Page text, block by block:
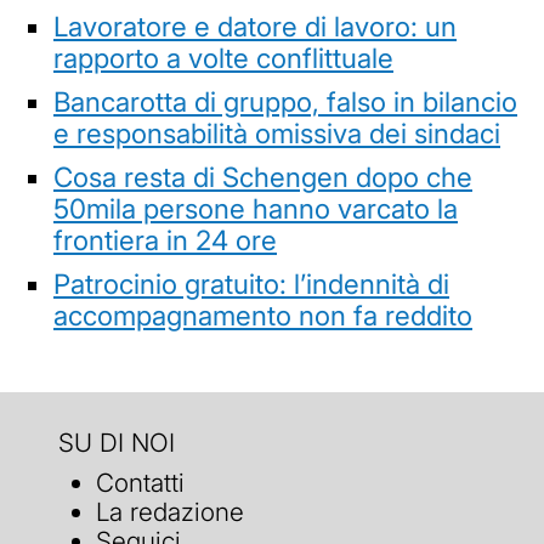
Lavoratore e datore di lavoro: un
rapporto a volte conflittuale
Bancarotta di gruppo, falso in bilancio
e responsabilità omissiva dei sindaci
Cosa resta di Schengen dopo che
50mila persone hanno varcato la
frontiera in 24 ore
Patrocinio gratuito: l’indennità di
accompagnamento non fa reddito
SU DI NOI
Contatti
La redazione